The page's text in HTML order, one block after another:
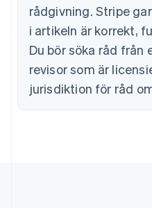
rådgivning. Stripe
i artikeln är korrekt,
Du bör söka råd
revisor som är
jurisdiktion för råd
English
Fastlandskina
简体中文 English
Finland
EnglishSvenska
Frankrike
Förenade